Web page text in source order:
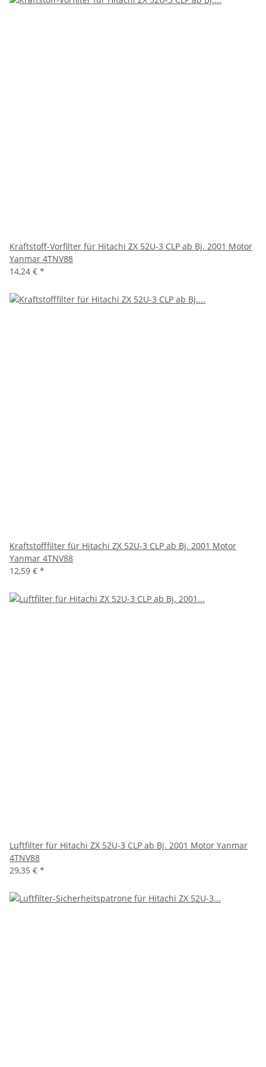
Kraftstoff-Vorfilter für Hitachi ZX 52U-3 CLP ab Bj. 2001 Motor
Yanmar 4TNV88
14,24 € *
Kraftstofffilter für Hitachi ZX 52U-3 CLP ab Bj. 2001 Motor
Yanmar 4TNV88
12,59 € *
Luftfilter für Hitachi ZX 52U-3 CLP ab Bj. 2001 Motor Yanmar
4TNV88
29,35 € *